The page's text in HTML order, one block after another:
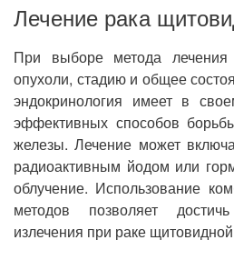
Лечение рака
При выборе метода
опухоли, стадию и общее
эндокринология имеет в
эффективных способов
железы. Лечение может
радиоактивным йодом или
облучение. Использование
методов позволяет
излечения при раке